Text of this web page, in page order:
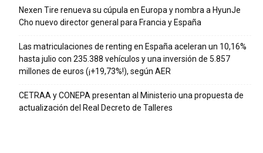
Nexen Tire renueva su cúpula en Europa y nombra a HyunJe
Cho nuevo director general para Francia y España
Las matriculaciones de renting en España aceleran un 10,16%
hasta julio con 235.388 vehículos y una inversión de 5.857
millones de euros (¡+19,73%!), según AER
CETRAA y CONEPA presentan al Ministerio una propuesta de
actualización del Real Decreto de Talleres